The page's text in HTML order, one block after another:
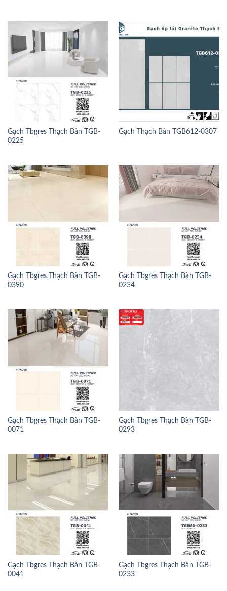
Gạch Tbgres Thạch Bàn TGB-
0225
Gạch Thạch Bàn TGB612-0307
Gạch Tbgres Thạch Bàn TGB-
0390
Gạch Tbgres Thạch Bàn TGB-
0234
Gạch Tbgres Thạch Bàn TGB-
0071
Gạch Tbgres Thạch Bàn TGB-
0293
Gạch Tbgres Thạch Bàn TGB-
0041
Gạch Tbgres Thạch Bàn TGB-
0233